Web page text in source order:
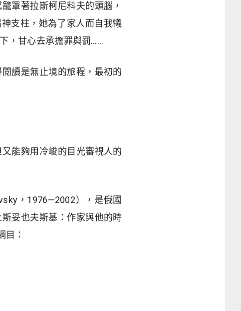
籠罩著拉斯柯尼科夫的頭腦，
支柱，她為了家人而自我犧
，甘心去承擔罪與罰……
讀是無止境的旅程，最初的
能夠用冷峻的目光審視人的
，1976—2002），是俄國
妥也夫斯基：作家與他的時
目：